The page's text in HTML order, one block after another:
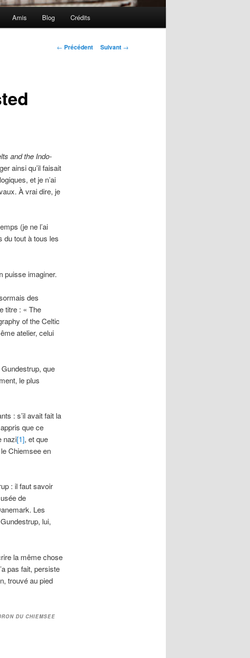
Amis Blog Crédits
Navigation
← Précédent Suivant →
and the Indo-
ainsi qu’il faisait
et je n’ai
À vrai dire, je
(je ne l’ai
du tout à tous les
puisse imaginer.
des
titre : « The
of the Celtic
atelier, celui
que
le plus
: s’il avait fait la
que ce
nazi[1], et que
Chiemsee en
: il faut savoir
de
Les
lui,
la même chose
pas fait, persiste
trouvé au pied
DU CHIEMSEE